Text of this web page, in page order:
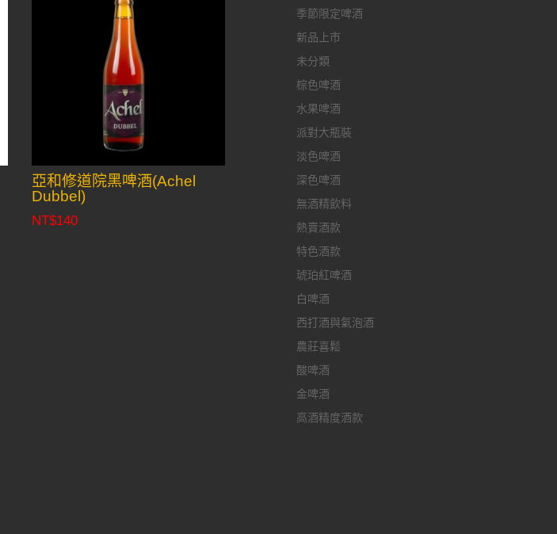
亞和修道院黑啤酒(Achel
Dubbel)
NT$140
季節限定啤酒
新品上市
未分類
棕色啤酒
水果啤酒
派對大瓶裝
淡色啤酒
深色啤酒
無酒精飲料
熱賣酒款
特色酒款
琥珀紅啤酒
白啤酒
西打酒與氣泡酒
農莊喜鬆
酸啤酒
金啤酒
高酒精度酒款